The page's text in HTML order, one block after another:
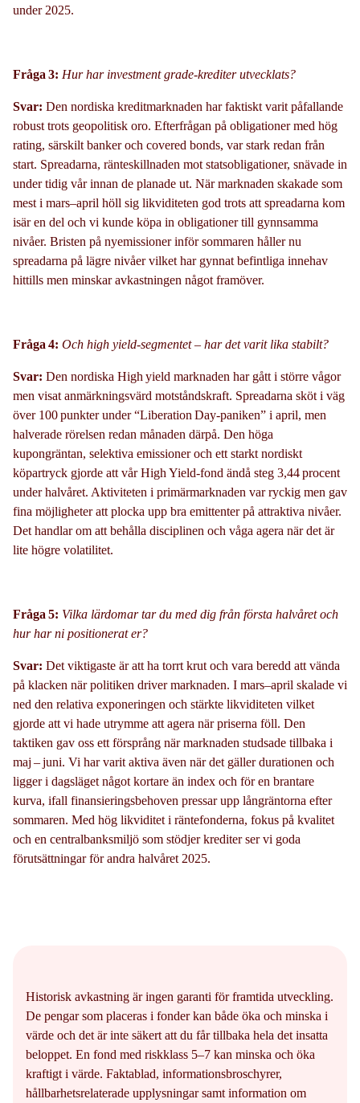
under 2025.
Fråga 3: Hurharinvestment grade-krediter utvecklats?
Svar: Den nordiska kreditmarknaden harfaktiskt varit påfallande
robust trots geopolitisk oro. Efterfrågan på obligationermed hög
rating, särskilt banker och covered bonds, var stark redan från
start. Spreadarna, ränteskillnaden mot statsobligationer, snävade in
undertidig vår innan de planade ut. När marknaden skakade som
mest i mars–april höll sig likviditeten god trots att spreadarna kom
isär en del och vi kunde köpa in obligationer till gynnsamma
nivåer. Bristen på nyemissionerinför sommaren håller nu
spreadarna på lägre nivåervilket hargynnat befintliga innehav
hittills men minskar avkastningen något framöver.
Fråga 4: Och high yield-segmentet – hardet varit lika stabilt?
Svar: Den nordiska High yield marknaden hargått i större vågor
men visat anmärkningsvärd motståndskraft. Spreadarna sköt i väg
över 100 punkter under “Liberation Day-paniken” i april, men
halverade rörelsen redan månaden därpå. Den höga
kupongräntan, selektiva emissioner och ett starkt nordiskt
köpartryck gjorde att vårHigh Yield-fond ändå steg 3,44procent
under halvåret. Aktiviteten i primärmarknaden var ryckig men gav
fina möjligheter att plocka upp bra emittenter på attraktiva nivåer.
Det handlarom att behålla disciplinen och våga agera när det är
lite högre volatilitet.
Fråga 5: Vilka lärdomar tar du med dig från första halvåret och
hurharni positionerat er?
Svar: Det viktigaste är att ha torrt krut och vara beredd att vända
på klacken när politiken driver marknaden. I mars–april skalade vi
ned den relativa exponeringen och stärkte likviditeten vilket
gjorde att vi hade utrymme att agera närpriserna föll. Den
taktiken gav oss ett försprång när marknaden studsade tillbaka i
maj – juni. Vi har varit aktiva även när det gällerdurationen och
ligger i dagsläget något kortare än index och för en brantare
kurva, ifall finansieringsbehoven pressar upp långräntorna efter
sommaren. Med hög likviditet i räntefonderna, fokus på kvalitet
och en centralbanksmiljö som stödjer krediter ser vi goda
förutsättningar för andra halvåret 2025.
Historisk avkastning är ingen garanti för framtida utveckling.
De pengar som placeras i fonder kan både öka och minska i
värde och det är inte säkert att du får tillbaka hela det insatta
beloppet. En fond med riskklass 5–7 kan minska och öka
kraftigt i värde. Faktablad, informationsbroschyrer,
hållbarhetsrelaterade upplysningar samt information om